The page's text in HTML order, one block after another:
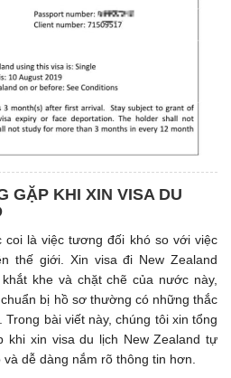
GẶP KHI XIN VISA DU
coi là việc tương đối khó so với việc
thế giới. Xin visa đi New Zealand
khe và chặt chẽ của nước này,
bị hồ sơ thường có những thắc
bài viết này, chúng tôi xin tổng
khi xin visa du lịch New Zealand tự
dễ dàng nắm rõ thông tin hơn.